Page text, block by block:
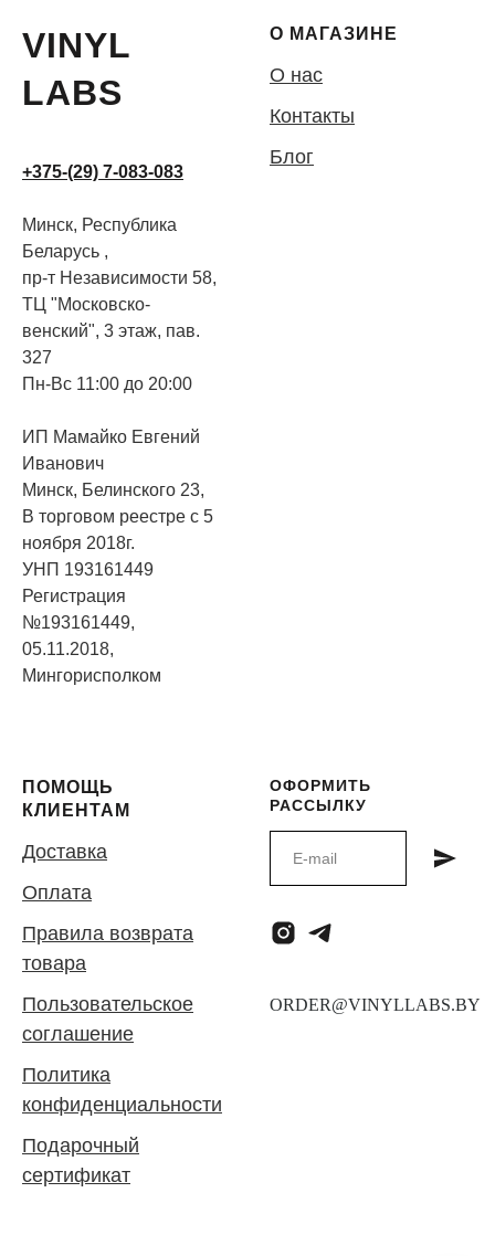
VINYL
LABS
+375-(29) 7-083-083
Минск, Республика
Беларусь ,
пр-т Независимости 58,
ТЦ "Московско-
венский", 3 этаж, пав.
327
Пн-Вс 11:00 до 20:00
ИП Мамайко Евгений
Иванович
Минск, Белинского 23,
В торговом реестре с 5
ноября 2018г.
УНП 193161449
Регистрация
№193161449,
05.11.2018,
Мингорисполком
О МАГАЗИНЕ
О нас
Контакты
Блог
ПОМОЩЬ
КЛИЕНТАМ
Доставка
Оплата
Правила возврата
товара
Пользовательское
соглашение
Политика
конфиденциальности
Подарочный
сертификат
ОФОРМИТЬ
РАССЫЛКУ